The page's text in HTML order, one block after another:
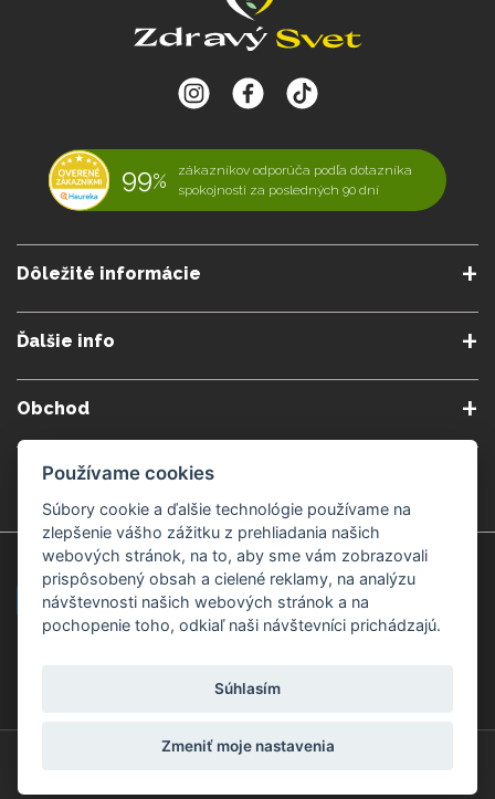
99%
zákazníkov odporúča podľa dotazníka
spokojnosti za posledných 90 dní
Dôležité informácie
Ochrana osobných údajov
Cookies nastavenia
Ďalšie info
Gemmoterapia
Obchod
Nakupuj bezpečne Veľkoobchod
Kamenné predajne
Považská Bystrica v Kauflande Považská Bystrica Mpark
Žilina Čadca
Záruka kvality
© Copyright 2008-2026 ZdravýSvet.sk
Používame cookies
Súbory cookie a ďalšie technológie používame na
zlepšenie vášho zážitku z prehliadania našich
webových stránok, na to, aby sme vám zobrazovali
prispôsobený obsah a cielené reklamy, na analýzu
návštevnosti našich webových stránok a na
pochopenie toho, odkiaľ naši návštevníci prichádzajú.
Súhlasím
Zmeniť moje nastavenia